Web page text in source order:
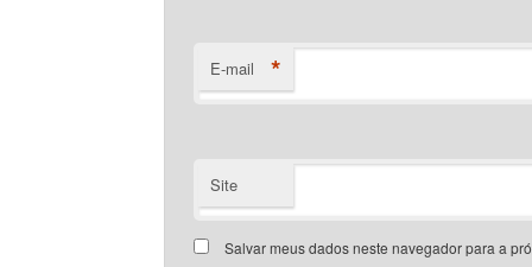
E-mail *
Site
Salvar meus dados neste navegador para a